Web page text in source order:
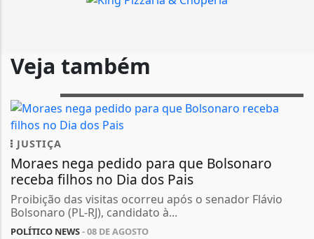
Veja também
JUSTIÇA
Moraes nega pedido para que Bolsonaro
receba filhos no Dia dos Pais
Proibição das visitas ocorreu após o senador Flávio
Bolsonaro (PL-RJ), candidato à...
POLÍTICO NEWS- 08 DE AGOSTO